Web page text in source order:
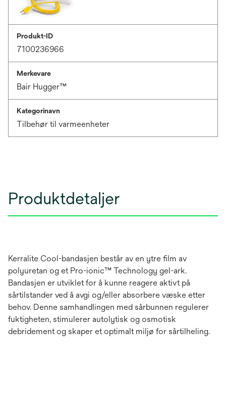
Produkt-ID
7100236966
Merkevare
Bair Hugger™
Kategorinavn
Tilbehør til varmeenheter
Produktdetaljer
Kerralite Cool-bandasjen består av en ytre film av
polyuretan og et Pro-ionic™ Technology gel-ark.
Bandasjen er utviklet for å kunne reagere aktivt på
sårtilstander ved å avgi og/eller absorbere væske etter
behov. Denne samhandlingen med sårbunnen regulerer
fuktigheten, stimulerer autolytisk og osmotisk
debridement og skaper et optimalt miljø for sårtilheling.